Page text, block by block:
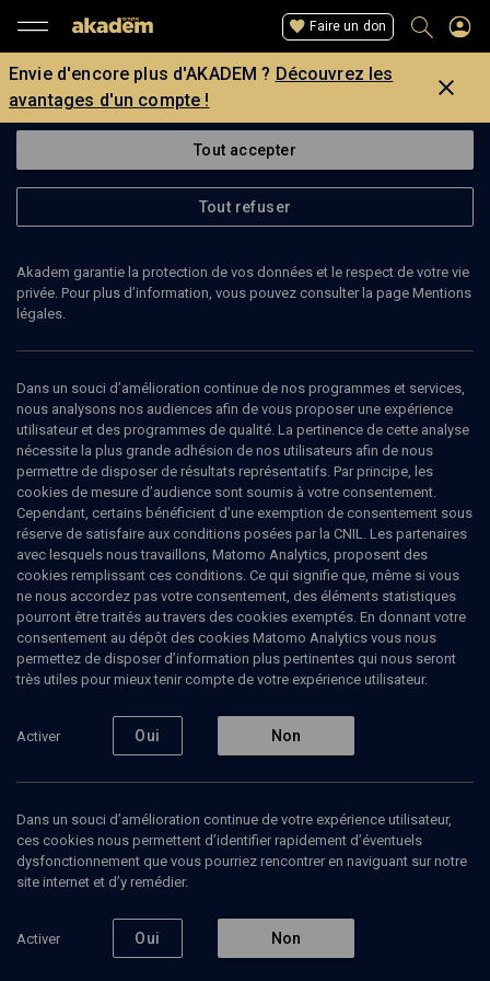
Faire un don
Envie d'encore plus d'AKADEM ? Découvrez les
avantages d'un compte !
Ministre plénipotentiaire de l’ambassade d’Israël en France
Zvi Tal est diplomate, ministre plénipotentière que l'ambassade
d'Israël en France.
Ajouter Partager J’aime
Tous 2 Vidéos 2
Israël, les
(1/3)
Réalités et perspectives:
religieux, démographie,
Gala pour
Vashem
''Vous devez savoir et
pourtant vous ne saurez
Tout accepter
Tout refuser
Akadem garantie la protection de vos données et le respect de votre vie
privée. Pour plus d’information, vous pouvez consulter la page Mentions
légales.
Dans un souci d’amélioration continue de nos programmes et services,
nous analysons nos audiences afin de vous proposer une expérience
utilisateur et des programmes de qualité. La pertinence de cette analyse
nécessite la plus grande adhésion de nos utilisateurs afin de nous
permettre de disposer de résultats représentatifs. Par principe, les
cookies de mesure d’audience sont soumis à votre consentement.
Cependant, certains bénéficient d’une exemption de consentement sous
réserve de satisfaire aux conditions posées par la CNIL. Les partenaires
avec lesquels nous travaillons, Matomo Analytics, proposent des
cookies remplissant ces conditions. Ce qui signifie que, même si vous
ne nous accordez pas votre consentement, des éléments statistiques
pourront être traités au travers des cookies exemptés. En donnant votre
consentement au dépôt des cookies Matomo Analytics vous nous
permettez de disposer d’information plus pertinentes qui nous seront
très utiles pour mieux tenir compte de votre expérience utilisateur.
Activer Oui Non
Dans un souci d’amélioration continue de votre expérience utilisateur,
ces cookies nous permettent d’identifier rapidement d’éventuels
dysfonctionnement que vous pourriez rencontrer en naviguant sur notre
site internet et d’y remédier.
Activer Oui Non